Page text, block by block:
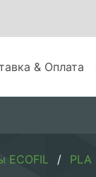
& Оплата
ECOFIL PLA